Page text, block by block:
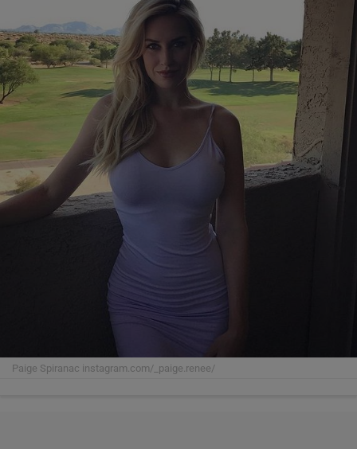
Paige Spiranac instagram.com/_paige.renee/